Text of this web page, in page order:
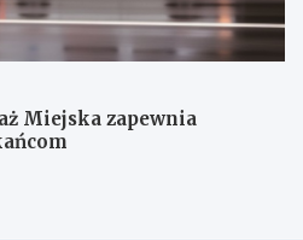
Miejska zapewnia